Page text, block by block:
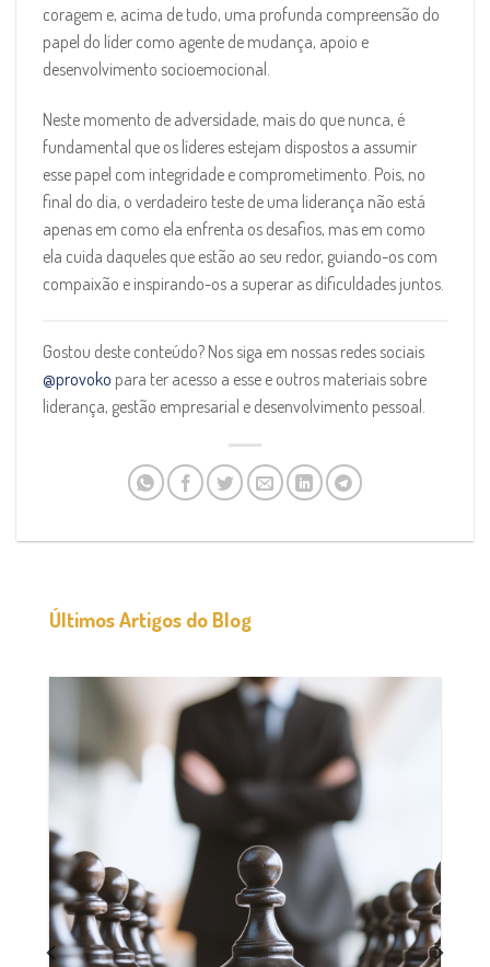
coragem e, acima de tudo, uma profunda compreensão do
papel do líder como agente de mudança, apoio e
desenvolvimento socioemocional.
Neste momento de adversidade, mais do que nunca, é
fundamental que os líderes estejam dispostos a assumir
esse papel com integridade e comprometimento. Pois, no
final do dia, o verdadeiro teste de uma liderança não está
apenas em como ela enfrenta os desafios, mas em como
ela cuida daqueles que estão ao seu redor, guiando-os com
compaixão e inspirando-os a superar as dificuldades juntos.
Gostou deste conteúdo? Nos siga em nossas redes sociais
@provoko para ter acesso a esse e outros materiais sobre
liderança, gestão empresarial e desenvolvimento pessoal.
Últimos Artigos do Blog